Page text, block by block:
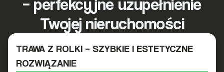
– perfekcyjne uzupełnienie
Twojej nieruchomości
TRAWA Z ROLKI – SZYBKIE I ESTETYCZNE
ROZWIĄZANIE